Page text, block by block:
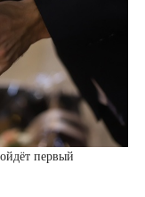
первый